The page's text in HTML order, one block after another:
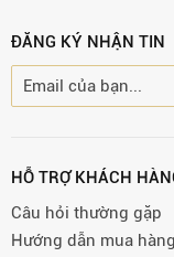
ĐĂNG KÝ NHẬN TIN
HỖ TRỢ KHÁCH
Câu hỏi thường gặp
Hướng dẫn mua hàng